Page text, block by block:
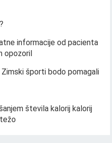
informacije od pacienta
opozoril
športi bodo pomagali
števila kalorij kalorij